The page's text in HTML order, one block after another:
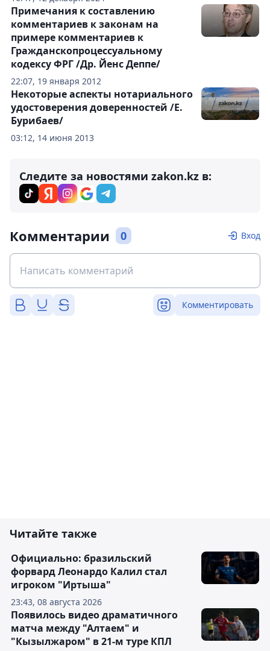
22:07, 19 января 2012
Примечания к составлению
комментариев к законам на
примере комментариев к
Гражданскопроцессуальному
кодексу ФРГ /Др. Йенс Деппе/
03:12, 14 июня 2013
Некоторые аспекты нотариального
удостоверения доверенностей /Е.
Бурибаев/
Следите за новостями zakon.kz в:
Комментарии 0 Вход
Комментировать
Читайте также
23:43, 08 августа 2026
Официально: бразильский
форвард Леонардо Калил стал
игроком "Иртыша"
Появилось видео драматичного
матча между "Алтаем" и
"Кызылжаром" в 21-м туре КПЛ